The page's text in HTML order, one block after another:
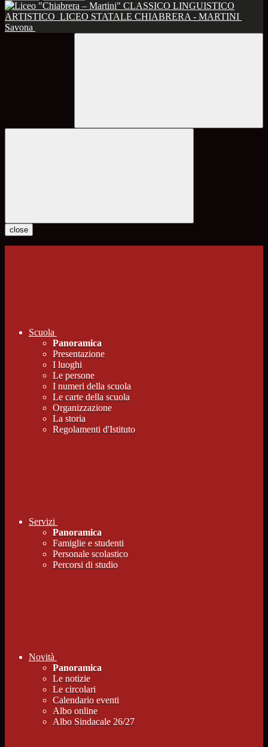
CLASSICO LINGUISTICO
ARTISTICO LICEO STATALE CHIABRERA - MARTINI
Savona
close
Scuola
Panoramica
Presentazione
I luoghi
Le persone
I numeri della scuola
Le carte della scuola
Organizzazione
La storia
Regolamenti d'Istituto
Servizi
Panoramica
Famiglie e studenti
Personale scolastico
Percorsi di studio
Novità
Panoramica
Le notizie
Le circolari
Calendario eventi
Albo online
Albo Sindacale 26/27